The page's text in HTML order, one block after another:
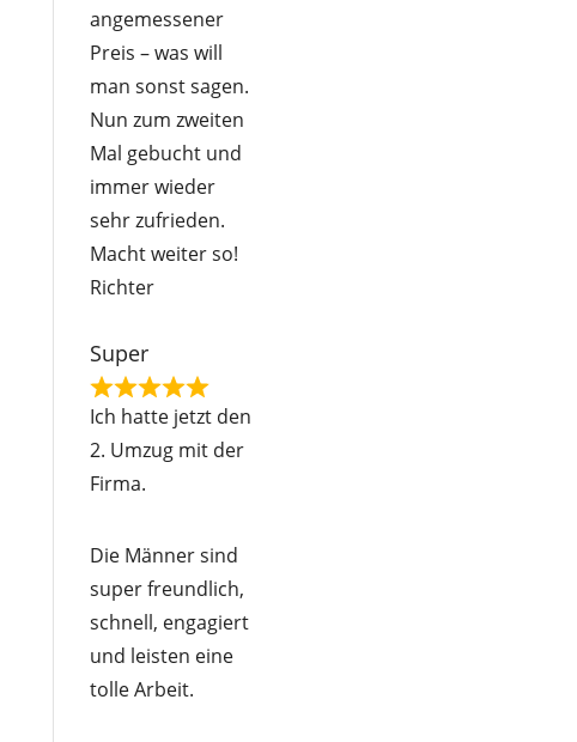
o
5
angemessener
Preis – was will
man sonst sagen.
Nun zum zweiten
Mal gebucht und
immer wieder
sehr zufrieden.
Macht weiter so!
Richter
Super
R
5
o
u
t
o
Ich hatte jetzt den
2. Umzug mit der
Firma.
Die Männer sind
super freundlich,
schnell, engagiert
und leisten eine
tolle Arbeit.